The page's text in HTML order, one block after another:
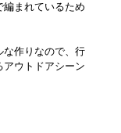
まれているため
な作りなので、行
アウトドアシーン